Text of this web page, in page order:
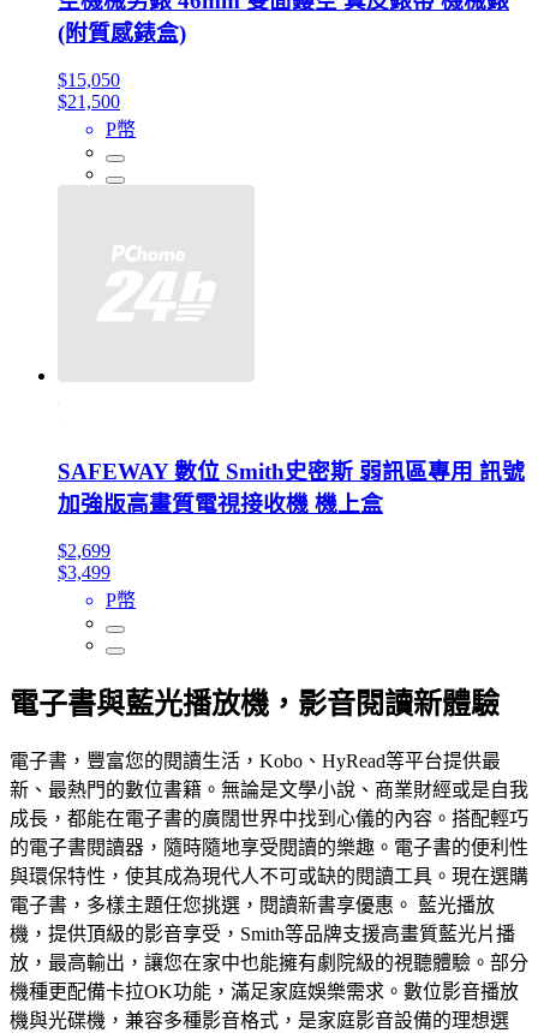
(附質感錶盒)
$15,050
$21,500
P幣
SAFEWAY 數位 Smith史密斯 弱訊區專用 訊號
加強版高畫質電視接收機 機上盒
$2,699
$3,499
P幣
電子書與藍光播放機，影音閱讀新體驗
電子書，豐富您的閱讀生活，Kobo、HyRead等平台提供最
新、最熱門的數位書籍。無論是文學小說、商業財經或是自我
成長，都能在電子書的廣闊世界中找到心儀的內容。搭配輕巧
的電子書閱讀器，隨時隨地享受閱讀的樂趣。電子書的便利性
與環保特性，使其成為現代人不可或缺的閱讀工具。現在選購
電子書，多樣主題任您挑選，閱讀新書享優惠。 藍光播放
機，提供頂級的影音享受，Smith等品牌支援高畫質藍光片播
放，最高輸出，讓您在家中也能擁有劇院級的視聽體驗。部分
機種更配備卡拉OK功能，滿足家庭娛樂需求。數位影音播放
機與光碟機，兼容多種影音格式，是家庭影音設備的理想選